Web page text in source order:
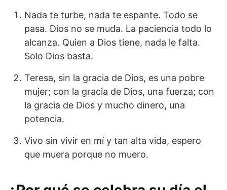
Nada te turbe, nada te espante. Todo se
pasa. Dios no se muda. La paciencia todo lo
alcanza. Quien a Dios tiene, nada le falta.
Solo Dios basta.
Teresa, sin la gracia de Dios, es una pobre
mujer; con la gracia de Dios, una fuerza; con
la gracia de Dios y mucho dinero, una
potencia.
Vivo sin vivir en mí y tan alta vida, espero
que muera porque no muero.